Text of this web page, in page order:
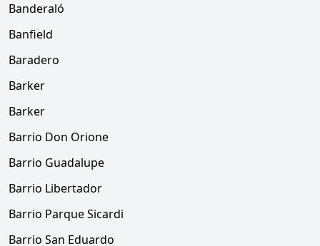
Banderaló
Banfield
Baradero
Barker
Barker
Barrio Don Orione
Barrio Guadalupe
Barrio Libertador
Barrio Parque Sicardi
Barrio San Eduardo